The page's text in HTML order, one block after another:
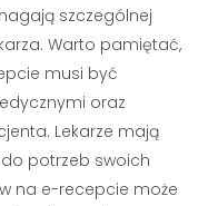
szczególnej
Warto pamiętać,
musi być
oraz
Lekarze mają
potrzeb swoich
na e-recepcie może